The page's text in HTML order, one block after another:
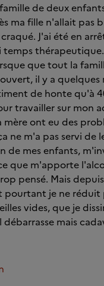
de deux
ma fille n'allait pas
J'ai été en
que tout la
il y a
de honte qu'à
travailler sur mon
mère ont eu des
ne m'a pas servi de
de mes enfants,
que m'apporte
pensé. Mais
pourtant je ne
vides, que je
mais